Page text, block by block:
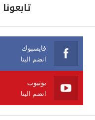
تابعونا
فايسبوك
انضم الينا
يوتيوب
انضم الينا